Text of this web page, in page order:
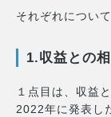
それぞれについ
1.収益との
１点目は、収益
2022年に発表し